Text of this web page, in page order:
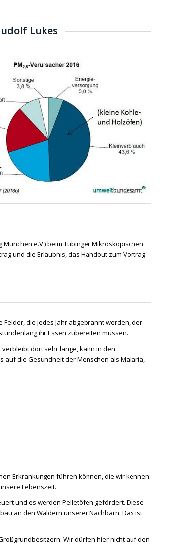
Lukes
München e.V.) beim Tübinger Mikroskopischen
und die Erlaubnis, das Handout zum Vortrag
die jedes Jahr abgebrannt werden, der
ihr Essen zubereiten müssen.
dort sehr lange, kann in den
auf die Gesundheit der Menschen als Malaria,
Erkrankungen führen können, die wir kennen.
Lebenszeit.
und es werden Pelletöfen gefördert. Diese
an den Wäldern unserer Nachbarn. Das ist
Wir dürfen hier nicht auf den